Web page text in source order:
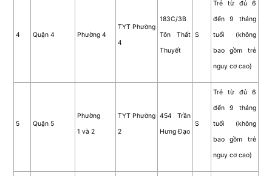
4 Quận 4 Phường 4
TYT Phường
4
183C/3B
Tôn Thất
Thuyết
S
Trẻ từ đủ 6
đến 9 tháng
tuổi (không
bao gồm trẻ
nguy cơ cao)
5 Quận 5
Phường
1 và 2
TYT Phường
2
454 Trần
Hưng Đạo
S
Trẻ từ đủ 6
đến 9 tháng
tuổi (không
bao gồm trẻ
nguy cơ cao)